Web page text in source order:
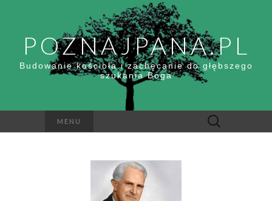
POZNAJPANA.PL
Budowanie kościoła i zachęcanie do głębszego
szukania Boga
MENU Szukaj: